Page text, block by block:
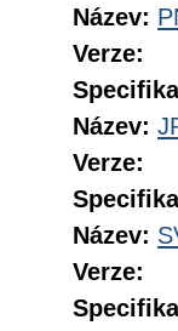
Název:
Verze:
Název:
Verze:
Název:
Verze: